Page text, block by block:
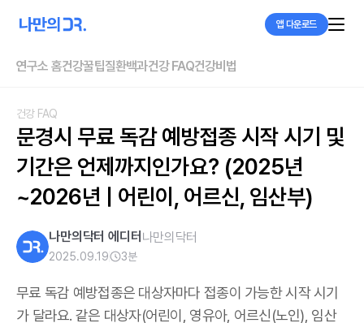
앱 다운로드
연구소 홈건강꿀팁질환백과건강 FAQ건강비법
건강 FAQ
문경시 무료 독감 예방접종 시작 시기 및
기간은 언제까지인가요? (2025년
~2026년 | 어린이, 어르신, 임산부)
나만의닥터 에디터 나만의닥터
2025.09.19 3분
무료 독감 예방접종은 대상자마다 접종이 가능한 시작 시기
가 달라요. 같은 대상자(어린이, 영유아, 어르신(노인), 임산